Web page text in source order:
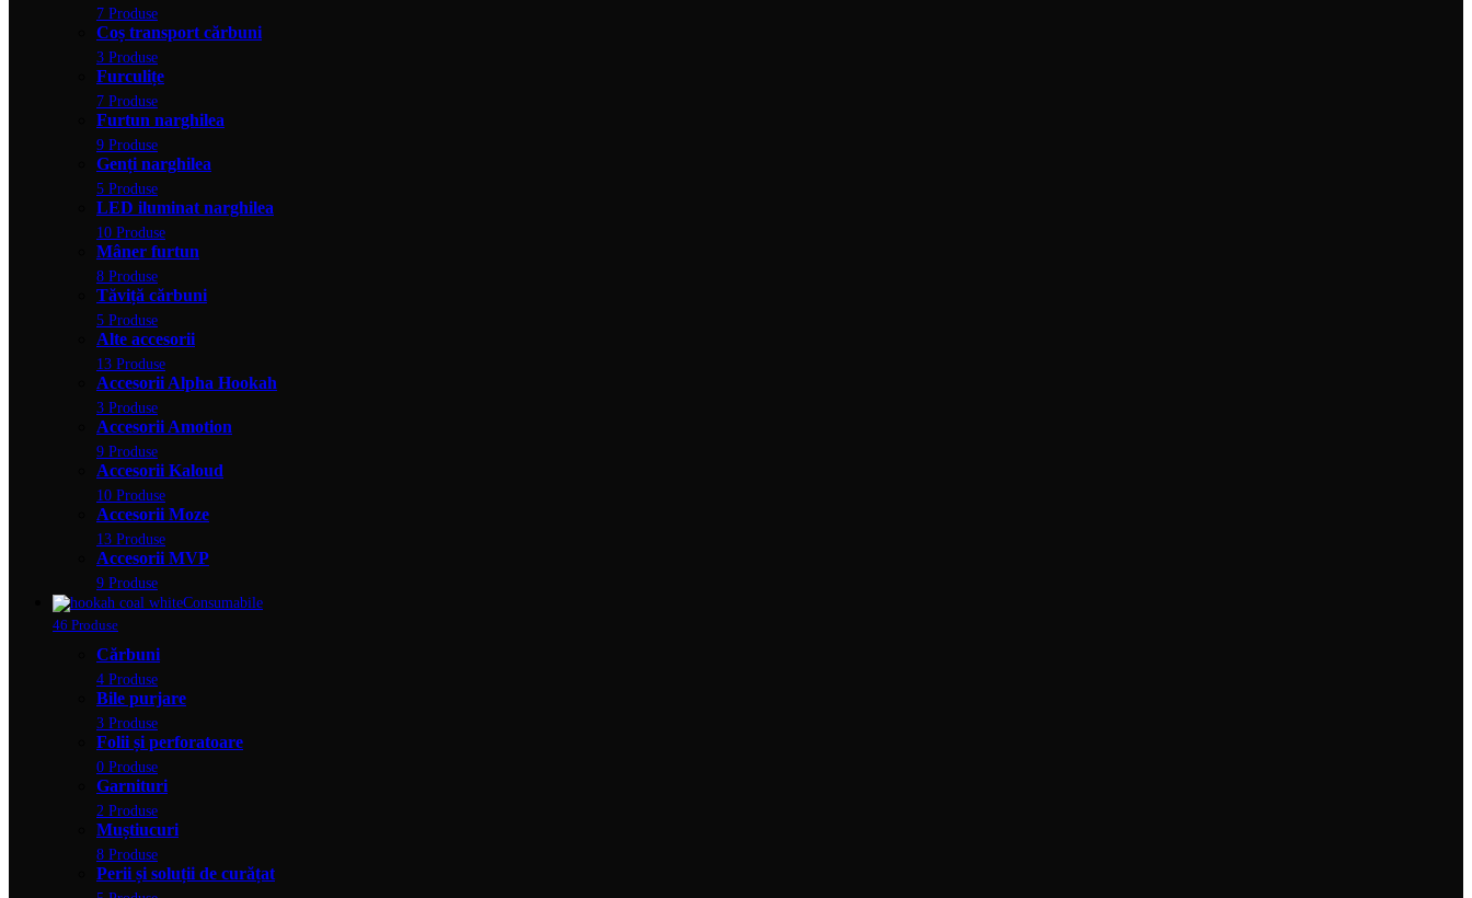
7 Produse
Coș transport cărbuni
3 Produse
Furculițe
7 Produse
Furtun narghilea
9 Produse
Genți narghilea
5 Produse
LED iluminat narghilea
10 Produse
Mâner furtun
8 Produse
Tăviță cărbuni
5 Produse
Alte accesorii
13 Produse
Accesorii Alpha Hookah
3 Produse
Accesorii Amotion
9 Produse
Accesorii Kaloud
10 Produse
Accesorii Moze
13 Produse
Accesorii MVP
9 Produse
Consumabile
46 Produse
Cărbuni
4 Produse
Bile purjare
3 Produse
Folii și perforatoare
0 Produse
Garnituri
2 Produse
Muștiucuri
8 Produse
Perii și soluții de curățat